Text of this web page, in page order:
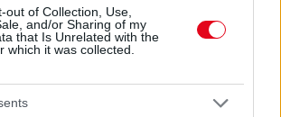
out of Collection, Use,
and/or Sharing of my
that Is Unrelated with the
which it was collected.